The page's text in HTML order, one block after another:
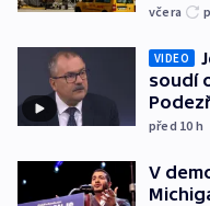
včera
VIDEO
soudí
před 10 h
V